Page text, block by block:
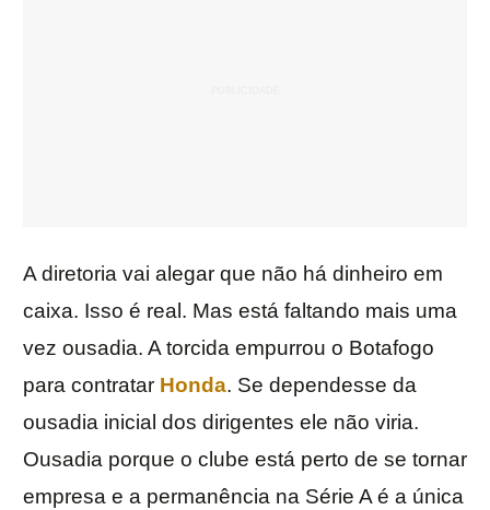
A diretoria vai alegar que não há dinheiro em
caixa. Isso é real. Mas está faltando mais uma
vez ousadia. A torcida empurrou o Botafogo
para contratar Honda. Se dependesse da
ousadia inicial dos dirigentes ele não viria.
Ousadia porque o clube está perto de se tornar
empresa e a permanência na Série A é a única